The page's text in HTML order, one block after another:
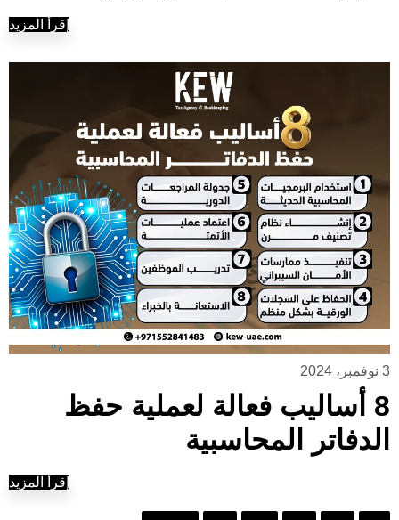
إقرأ المزيد
3 نوفمبر، 2024
8 أساليب فعالة لعملية حفظ
الدفاتر المحاسبية
إقرأ المزيد